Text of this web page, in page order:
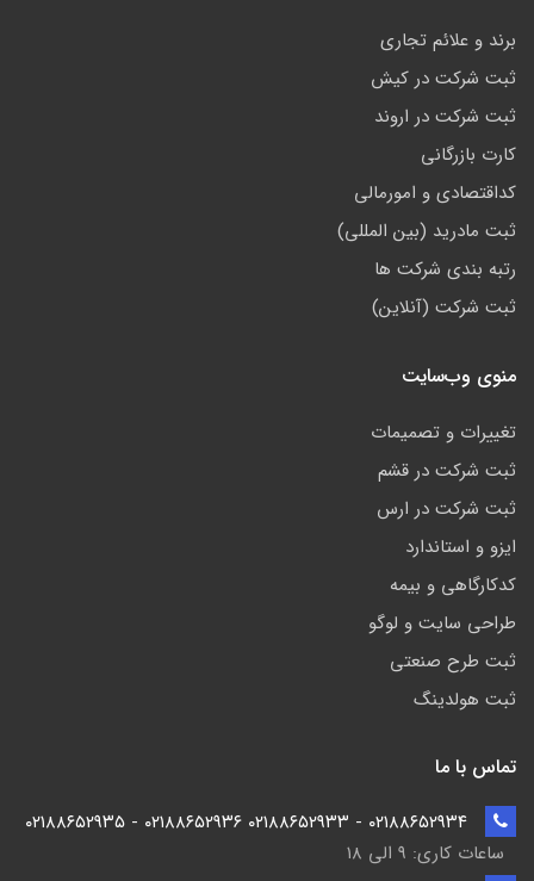
برند و علائم تجاری
ثبت شرکت در کیش
ثبت شرکت در اروند
کارت بازرگانی
کداقتصادی و امورمالی
ثبت مادرید (بین المللی)
رتبه بندی شرکت ها
ثبت شرکت (آنلاین)
منوی وب‌سایت
تغییرات و تصمیمات
ثبت شرکت در قشم
ثبت شرکت در ارس
ایزو و استاندارد
کدکارگاهی و بیمه
طراحی سایت و لوگو
ثبت طرح صنعتی
ثبت هولدینگ
تماس با ما
ساعات کاری: ۹ الی ۱۸